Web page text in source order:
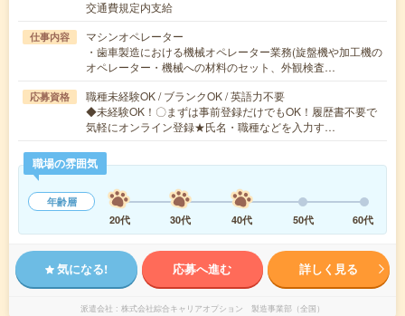
交通費規定内支給
仕事内容
マシンオペレーター
・歯車製造における機械オペレーター業務(旋盤機や加工機の
オペレーター・機械への材料のセット、外観検査…
応募資格
職種未経験OK / ブランクOK / 英語力不要
◆未経験OK！〇まずは事前登録だけでもOK！履歴書不要で
気軽にオンライン登録★氏名・職種などを入力す…
職場の雰囲気
年齢層
20代
30代 40代 50代 60代
気になる! 応募へ進む 詳しく見る
派遣会社 株式会社綜合キャリアオプション 製造事業部（全国）